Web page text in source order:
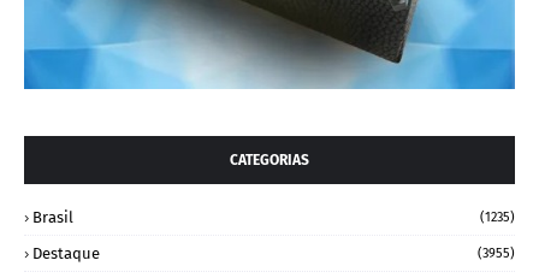
CATEGORIAS
Brasil (1235)
Destaque (3955)